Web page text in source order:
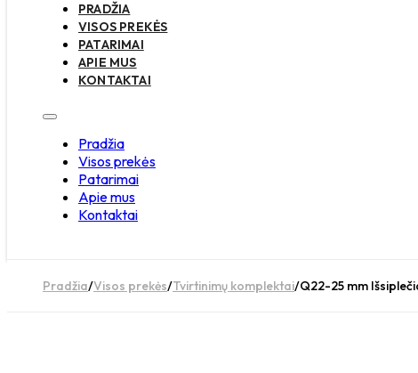
PRADŽIA
VISOS PREKĖS
PATARIMAI
APIE MUS
KONTAKTAI
Pradžia
Visos prekės
Patarimai
Apie mus
Kontaktai
Pradžia/Visos prekės/Tvirtinimų komplektai/Q22-25 mm